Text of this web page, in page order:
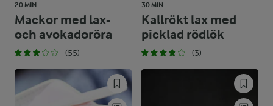
20 MIN
Mackor med lax-
och avokadoröra
(55)
30 MIN
Kallrökt lax med
picklad rödlök
(3)